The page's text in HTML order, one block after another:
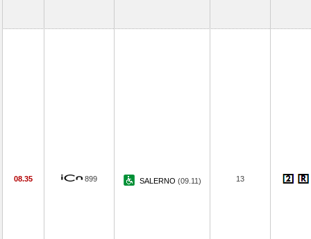
08.35 899 SALERNO (09.11) 13